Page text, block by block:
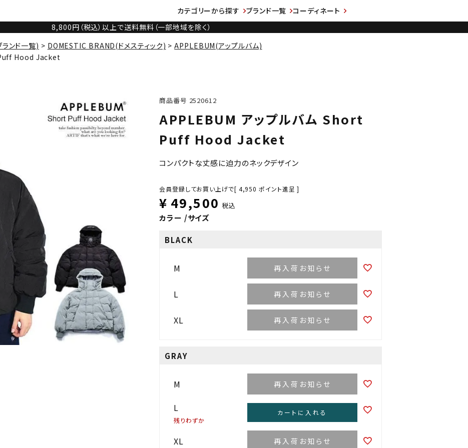
カテゴリーから探す ブランド一覧
コーディネート
8,800円（税込）以上で送料無料（一部地域を除く）
ンド一覧) DOMESTIC BRAND(ドメスティック)
APPLEBUM(アップルバム)
Hood Jacket
商品番号 2520612
APPLEBUM アップルバム Short
Puff Hood Jacket
コンパクトな丈感に迫力のネックデザイン
会員登録してお買い上げで[ 4,950 ポイント進呈 ]
¥ 49,500 税込
カラー サイズ
BLACK
M 再入荷お知らせ
L 再入荷お知らせ
XL 再入荷お知らせ
GRAY
M 再入荷お知らせ
L
残りわずか
カートに入れる
XL 再入荷お知らせ